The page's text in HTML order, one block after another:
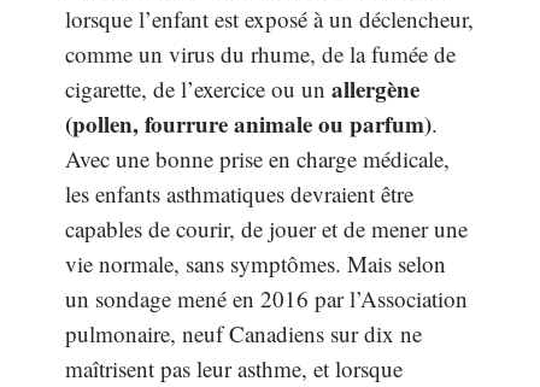
lorsque l’enfant est exposé à un déclencheur,
comme un virus du rhume, de la fumée de
cigarette, de l’exercice ou un allergène
(pollen, fourrure animale ou parfum).
Avec une bonne prise en charge médicale,
les enfants asthmatiques devraient être
capables de courir, de jouer et de mener une
vie normale, sans symptômes. Mais selon
un sondage mené en 2016 par l’Association
pulmonaire, neuf Canadiens sur dix ne
maîtrisent pas leur asthme, et lorsque